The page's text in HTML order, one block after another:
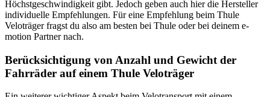
Höchstgeschwindigkeit gibt. Jedoch geben auch hier die Hersteller
individuelle Empfehlungen. Für eine Empfehlung beim Thule
Veloträger fragst du also am besten bei Thule oder bei deinem e-
motion Partner nach.
Berücksichtigung von Anzahl und Gewicht der
Fahrräder auf einem Thule Veloträger